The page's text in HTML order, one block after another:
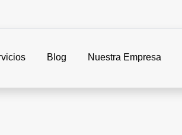
Blog Nuestra Empresa